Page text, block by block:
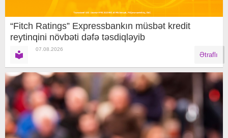
“Fitch Ratings” Expressbankın müsbət kredit
reytinqini növbəti dəfə təsdiqləyib
07.08.2026
Ətraflı